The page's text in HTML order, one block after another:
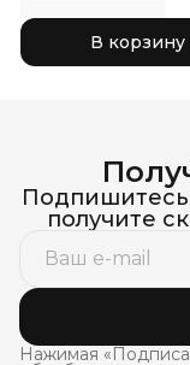
В корзину
получите
Нажимая